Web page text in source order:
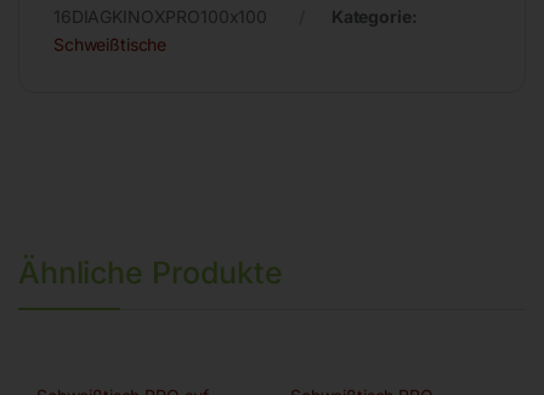
16DIAGKINOXPRO100x100
Kategorie:
Schweißtische
Ähnliche Produkte